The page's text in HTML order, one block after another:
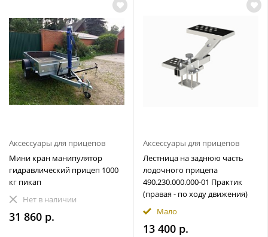
Аксессуары для прицепов
Мини кран манипулятор
гидравлический прицеп 1000
кг пикап
Нет в наличии
31 860 р.
Аксессуары для прицепов
Лестница на заднюю часть
лодочного прицепа
490.230.000.000-01 Практик
(правая - по ходу движения)
Мало
13 400 р.